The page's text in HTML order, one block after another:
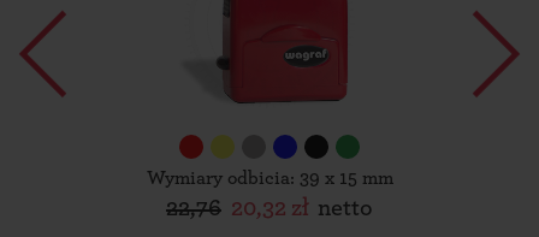
Wymiary odbicia: 39 x 15 mm
22,76 20,32 zł netto